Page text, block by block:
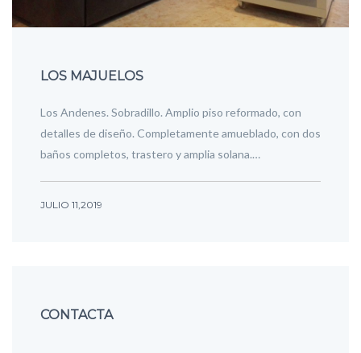
LOS MAJUELOS
Los Andenes. Sobradillo. Amplio piso reformado, con
detalles de diseño. Completamente amueblado, con dos
baños completos, trastero y amplia solana.…
JULIO 11,2019
CONTACTA